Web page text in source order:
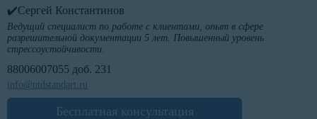
✔️Сергей Константинов
Ведущий специалист по работе с клиентами, опыт в сфере
разрешительной документации 5 лет. Повышенный уровень
стрессоустойчивости.
88006007055 доб. 231
info@ntdstandart.ru
Бесплатная консультация